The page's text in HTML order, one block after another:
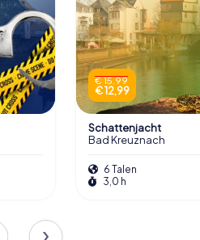
€ 15,99
€ 12,99
Schattenjacht
Bad Kreuznach
6 Talen
3,0 h